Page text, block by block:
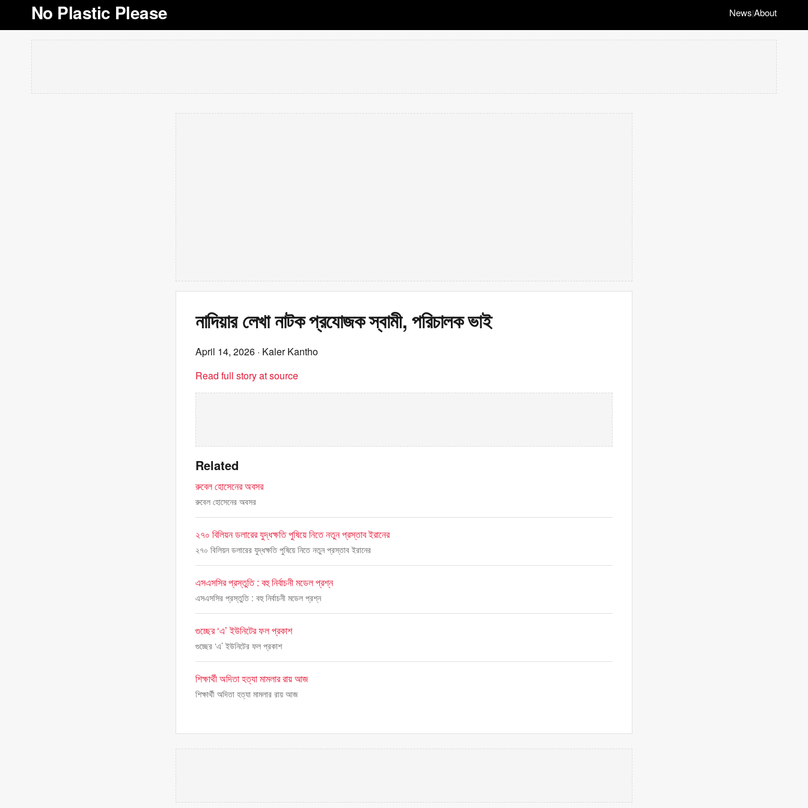
No Plastic Please News|About
নাদিয়ার লেখা নাটক প্রযোজক স্বামী, পরিচালক ভাই
April 14, 2026 · Kaler Kantho
Read full story at source
Related
রুবেল হোসেনের অবসর
রুবেল হোসেনের অবসর
২৭০ বিলিয়ন ডলারের যুদ্ধক্ষতি পুষিয়ে নিতে নতুন প্রস্তাব ইরানের
২৭০ বিলিয়ন ডলারের যুদ্ধক্ষতি পুষিয়ে নিতে নতুন প্রস্তাব ইরানের
এসএসসির প্রস্তুতি : বহু নির্বাচনী মডেল প্রশ্ন
এসএসসির প্রস্তুতি : বহু নির্বাচনী মডেল প্রশ্ন
গুচ্ছের ‘এ’ ইউনিটের ফল প্রকাশ
গুচ্ছের ‘এ’ ইউনিটের ফল প্রকাশ
শিক্ষার্থী অদিতা হত্যা মামলার রায় আজ
শিক্ষার্থী অদিতা হত্যা মামলার রায় আজ